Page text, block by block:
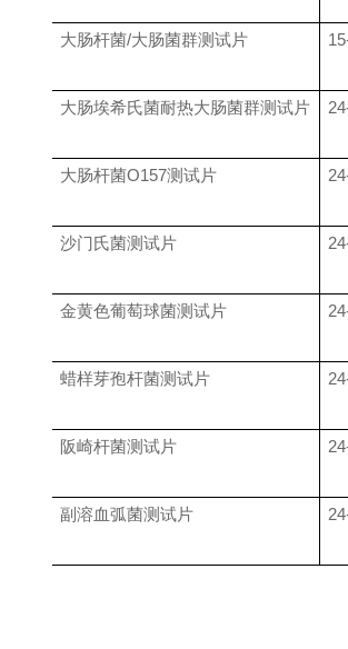
大肠杆菌/大肠菌群测试片
大肠埃希氏菌耐热大肠菌群测试片
大肠杆菌O157测试片
沙门氏菌测试片
金黄色葡萄球菌测试片
蜡样芽孢杆菌测试片
阪崎杆菌测试片
副溶血弧菌测试片